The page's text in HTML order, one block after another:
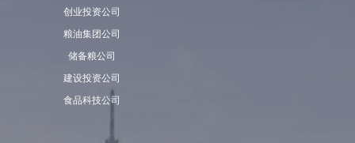
创业投资公司
粮油集团公司
储备粮公司
建设投资公司
食品科技公司